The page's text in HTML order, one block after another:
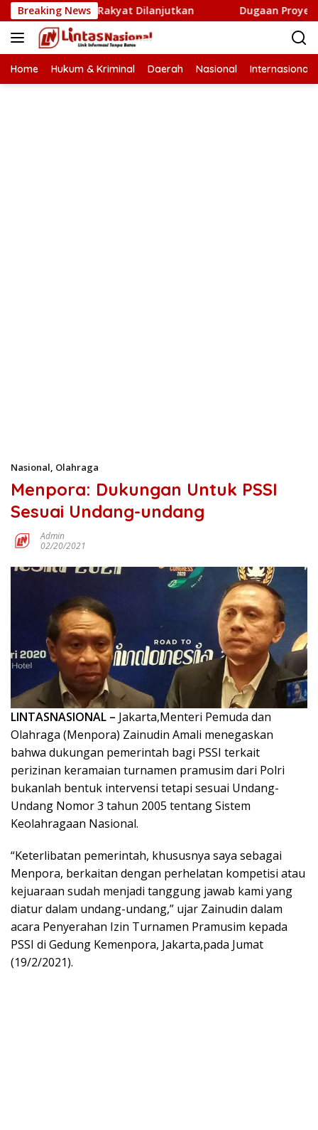
Langsung
ke
konten
Breaking News
Sawah Rakyat Dilanjutkan Dugaan Proyek
Home Hukum & Kriminal Daerah Nasional Internasional
Nasional, Olahraga
Menpora: Dukungan Untuk PSSI
Sesuai Undang-undang
Admin
02/20/2021
LINTASNASIONAL – Jakarta,Menteri Pemuda dan
Olahraga (Menpora) Zainudin Amali menegaskan
bahwa dukungan pemerintah bagi PSSI terkait
perizinan keramaian turnamen pramusim dari Polri
bukanlah bentuk intervensi tetapi sesuai Undang-
Undang Nomor 3 tahun 2005 tentang Sistem
Keolahragaan Nasional.
“Keterlibatan pemerintah, khususnya saya sebagai
Menpora, berkaitan dengan perhelatan kompetisi atau
kejuaraan sudah menjadi tanggung jawab kami yang
diatur dalam undang-undang,” ujar Zainudin dalam
acara Penyerahan Izin Turnamen Pramusim kepada
PSSI di Gedung Kemenpora, Jakarta,pada Jumat
(19/2/2021).